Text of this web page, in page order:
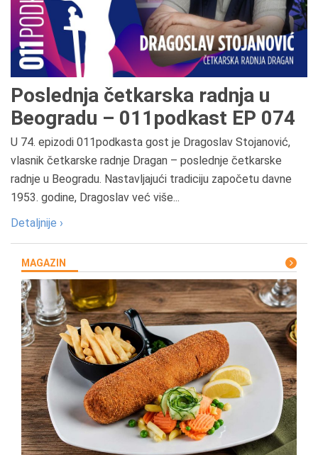
Poslednja četkarska radnja u
Beogradu – 011podkast EP 074
U 74. epizodi 011podkasta gost je Dragoslav Stojanović,
vlasnik četkarske radnje Dragan – poslednje četkarske
radnje u Beogradu. Nastavljajući tradiciju započetu davne
1953. godine, Dragoslav već više...
Detaljnije ›
MAGAZIN